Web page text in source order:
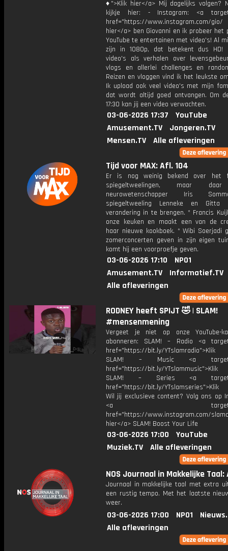
♦">Klik hier</a> Mij dagelijks volgen?
kijkje hier: - Instagram: <a
href="https://www.instagram.com/
hier</a> ben Giovanni en ik probeer het
YouTube te entertainen met video's! Al
zijn in 1080p, dat betekent dus HD!
video's als verhalen over
vlogs en allerlei challenges en
Reizen en vloggen vind ik het leukste
Ik upload ook veel video's met mijn
dat wordt altijd goed ontvangen. Om
17:30 kan jij een video verwachten.
03-06-2026 17:37
YouTube
Amusement.TV
Jongeren.TV
Mensen.TV
Alle afleveringen
Tijd voor MAX: Afl. 104
Er is nog weinig bekend over het
spiegeltweelingen, maar
neurowetenschapper Iris
spiegeltweeling Lenneke en Gitta
verandering in te brengen. * Francis
onze keuken en maakt een van de
haar nieuwe kookboek. * Wibi Soerjadi
zomerconcerten geven in zijn eigen
komt hij een voorproefje geven.
03-06-2026 17:10
NPO1
Amusement.TV
Informatief.TV
Alle afleveringen
RODNEY heeft SPIJT 🤣 | SLAM!
#mensenmening
Vergeet je niet op onze YouTube-
abonneren: SLAM! – Radio <a
href="https://bit.ly/
SLAM! – Music <a
href="https://bit.ly/
SLAM! – Series <a
href="https://bit.ly/
Wil jij exclusieve content? Volg ons op
<a
href="https://www.instagram.com/
hier</a> SLAM! Boost Your Life
03-06-2026 17:00
YouTube
Muziek.TV
Alle afleveringen
NOS Journaal in Makkelijke Taal:
Journaal in makkelijke taal met extra
een rustig tempo. Met het laatste
weer.
03-06-2026 17:00 NPO1
Alle afleveringen